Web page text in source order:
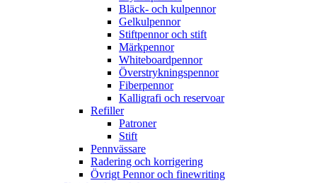
Bläck- och kulpennor
Gelkulpennor
Stiftpennor och stift
Märkpennor
Whiteboardpennor
Överstrykningspennor
Fiberpennor
Kalligrafi och reservoar
Refiller
Patroner
Stift
Pennvässare
Radering och korrigering
Övrigt Pennor och finewriting